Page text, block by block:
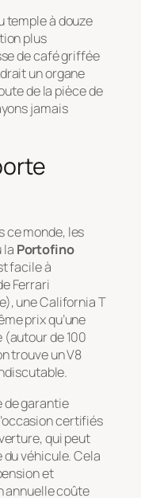
temple à douze
plus
de café griffée
un organe
de la pièce de
jamais
ce monde, les
la Portofino
facile à
Ferrari
une California T
prix qu’une
de 100
trouve un V8
de garantie
certifiés
qui peut
du véhicule. Cela
et
annuelle coûte